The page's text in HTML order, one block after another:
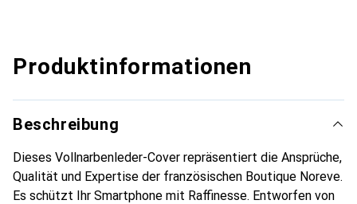
Produktinformationen
Beschreibung
Dieses Vollnarbenleder-Cover repräsentiert die Ansprüche,
Qualität und Expertise der französischen Boutique Noreve.
Es schützt Ihr Smartphone mit Raffinesse. Entworfen von